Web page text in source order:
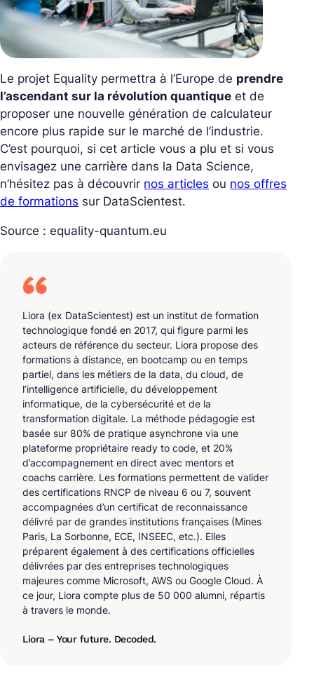
Le projet Equality permettra à l’Europe de prendre
l’ascendant sur la révolution quantique et de
proposer une nouvelle génération de calculateur
encore plus rapide sur le marché de l’industrie.
C’est pourquoi, si cet article vous a plu et si vous
envisagez une carrière dans la Data Science,
n’hésitez pas à découvrir nos articles ou nos offres
de formations sur DataScientest.
Source : equality-quantum.eu
Liora (ex DataScientest) est un institut de formation
technologique fondé en 2017, qui figure parmi les
acteurs de référence du secteur. Liora propose des
formations à distance, en bootcamp ou en temps
partiel, dans les métiers de la data, du cloud, de
l’intelligence artificielle, du développement
informatique, de la cybersécurité et de la
transformation digitale. La méthode pédagogie est
basée sur 80% de pratique asynchrone via une
plateforme propriétaire ready to code, et 20%
d’accompagnement en direct avec mentors et
coachs carrière. Les formations permettent de valider
des certifications RNCP de niveau 6 ou 7, souvent
accompagnées d’un certificat de reconnaissance
délivré par de grandes institutions françaises (Mines
Paris, La Sorbonne, ECE, INSEEC, etc.). Elles
préparent également à des certifications officielles
délivrées par des entreprises technologiques
majeures comme Microsoft, AWS ou Google Cloud. À
ce jour, Liora compte plus de 50 000 alumni, répartis
à travers le monde.
Liora – Your future. Decoded.